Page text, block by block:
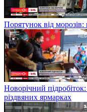
Порятунок від морозів:
Новорічний
різдвяних ярмарках